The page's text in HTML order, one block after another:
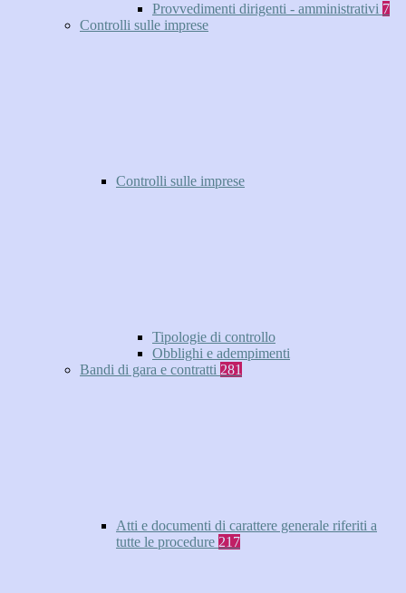
Provvedimenti dirigenti - amministrativi 7
Controlli sulle imprese
Controlli sulle imprese
Tipologie di controllo
Obblighi e adempimenti
Bandi di gara e contratti 281
Atti e documenti di carattere generale riferiti a
tutte le procedure 217